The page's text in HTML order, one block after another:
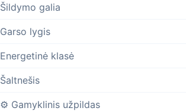
Šildymo galia
Garso lygis
Energetinė klasė
Šaltnešis
⚙️ Gamyklinis užpildas